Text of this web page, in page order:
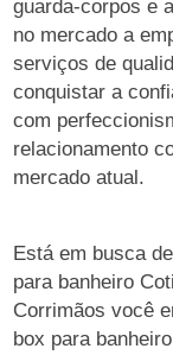
guarda-corpos e
no mercado a
serviços de
conquistar a
com
relacionamento
mercado atual.
Está em busca
para banheiro
Corrimãos você
box para